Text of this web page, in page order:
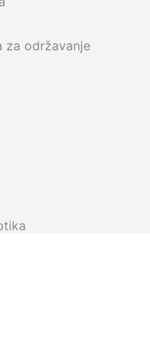
za održavanje